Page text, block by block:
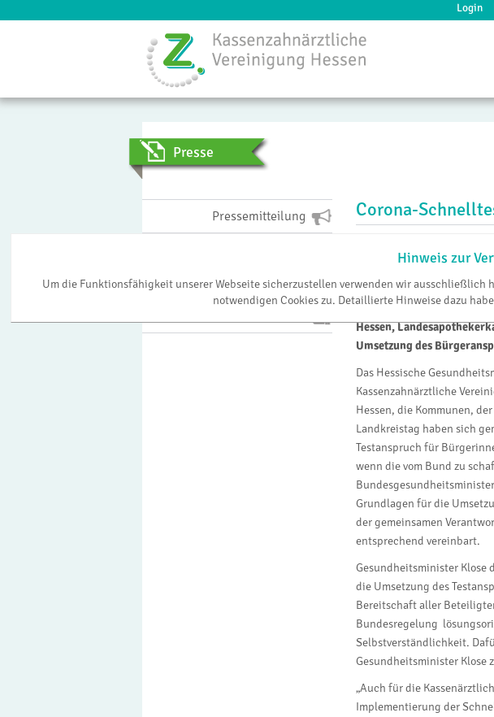
Login
Hinweis zur
Um die Funktionsfähigkeit unserer Webseite sicherzustellen verwenden wir
notwendigen Cookies zu. Detaillierte Hinweise dazu
Presse
Pressemitteilung
Bildarchiv
Corona-
Gemeinsame
Gesundheitsministerium
Kassenärztliche
Hessen,
Umsetzung des
Das Hessische
Kassenzahnärztliche
Hessen, die Kommunen,
Landkreistag haben sich
Testanspruch für
wenn die vom Bund zu
Grundlagen für die
der gemeinsamen
entsprechend vereinbart.
Gesundheitsminister
die Umsetzung des
Bereitschaft aller
Bundesregelung
Selbstverständlichkeit.
Gesundheitsminister Klose
„Auch für die
Implementierung der